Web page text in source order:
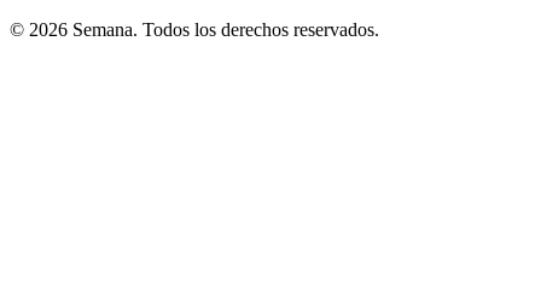
© 2026 Semana. Todos los derechos reservados.